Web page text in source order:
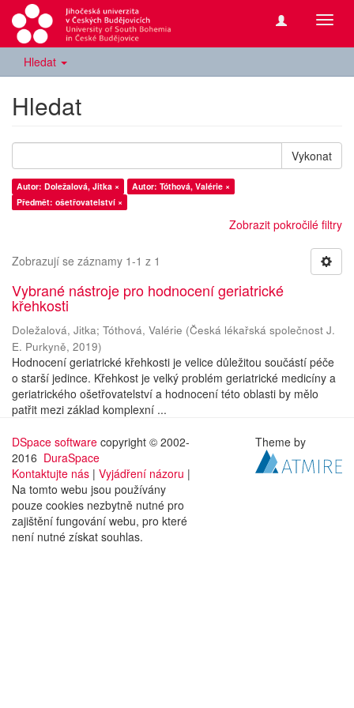
Hledat
Hledat
Vykonat
Autor: Doležalová, Jitka ×
Autor: Tóthová, Valérie ×
Předmět: ošetřovatelství ×
Zobrazit pokročilé filtry
Zobrazují se záznamy 1-1 z 1
Vybrané nástroje pro hodnocení geriatrické
křehkosti
Doležalová, Jitka; Tóthová, Valérie (Česká lékařská společnost J.
E. Purkyně, 2019)
Hodnocení geriatrické křehkosti je velice důležitou součástí péče
o starší jedince. Křehkost je velký problém geriatrické medicíny a
geriatrického ošetřovatelství a hodnocení této oblasti by mělo
patřit mezi základ komplexní ...
DSpace software copyright © 2002-
2016 DuraSpace
Kontaktujte nás | Vyjádření názoru |
Na tomto webu jsou používány
pouze cookies nezbytně nutné pro
zajištění fungování webu, pro které
není nutné získat souhlas.
Theme by